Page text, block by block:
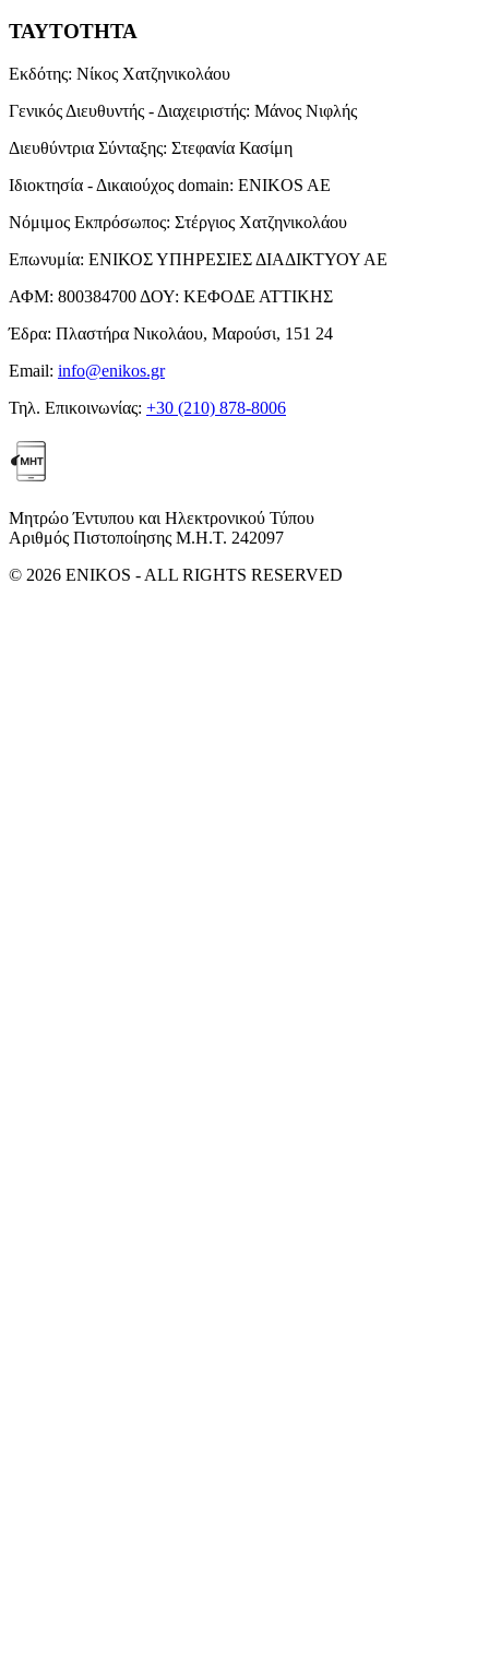
ΤΑΥΤΟΤΗΤΑ
Εκδότης: Νίκος Χατζηνικολάου
Γενικός Διευθυντής - Διαχειριστής: Μάνος Νιφλής
Διευθύντρια Σύνταξης: Στεφανία Κασίμη
Ιδιοκτησία - Δικαιούχος domain: ENIKOS AE
Νόμιμος Εκπρόσωπος: Στέργιος Χατζηνικολάου
Επωνυμία: ΕΝΙΚΟΣ ΥΠΗΡΕΣΙΕΣ ΔΙΑΔΙΚΤΥΟΥ ΑΕ
ΑΦΜ: 800384700 ΔΟΥ: ΚΕΦΟΔΕ ΑΤΤΙΚΗΣ
Έδρα: Πλαστήρα Νικολάου, Μαρούσι, 151 24
Email: info@enikos.gr
Τηλ. Επικοινωνίας: +30 (210) 878-8006
Μητρώο Έντυπου και Ηλεκτρονικού Τύπου
Αριθμός Πιστοποίησης Μ.Η.Τ. 242097
© 2026 ENIKOS - ALL RIGHTS RESERVED